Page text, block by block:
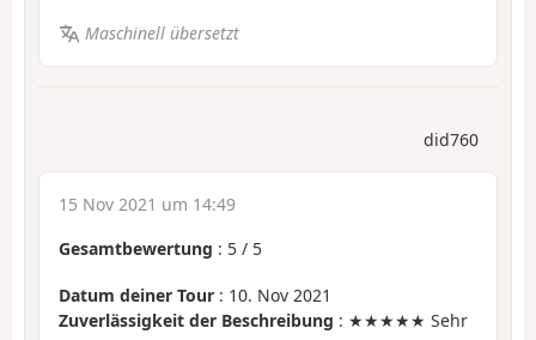
Maschinell übersetzt
did760
15 Nov 2021 um 14:49
Gesamtbewertung : 5 / 5
Datum deiner Tour : 10. Nov 2021
Zuverlässigkeit der Beschreibung : ★★★★★ Sehr